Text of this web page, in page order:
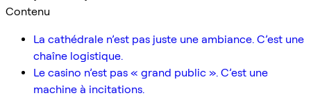
Contenu
La cathédrale n’est pas juste une ambiance. C’est une
chaîne logistique.
Le casino n’est pas « grand public ». C’est une
machine à incitations.